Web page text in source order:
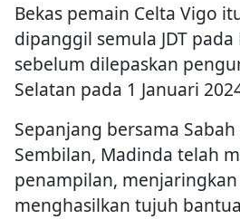
Bekas pemain Celta Vigo
dipanggil semula JDT
sebelum dilepaskan
Selatan pada 1 Januari
Sepanjang bersama
Sembilan, Madinda telah
penampilan,
menghasilkan tujuh